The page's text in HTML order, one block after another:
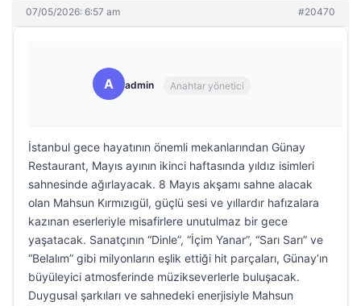
07/05/2026: 6:57 am #20470
A admin Anahtar yönetici
İstanbul gece hayatının önemli mekanlarından Günay
Restaurant, Mayıs ayının ikinci haftasında yıldız isimleri
sahnesinde ağırlayacak. 8 Mayıs akşamı sahne alacak
olan Mahsun Kırmızıgül, güçlü sesi ve yıllardır hafızalara
kazınan eserleriyle misafirlere unutulmaz bir gece
yaşatacak. Sanatçının “Dinle”, “İçim Yanar”, “Sarı Sarı” ve
“Belalım” gibi milyonların eşlik ettiği hit parçaları, Günay’ın
büyüleyici atmosferinde müzikseverlerle buluşacak.
Duygusal şarkıları ve sahnedeki enerjisiyle Mahsun